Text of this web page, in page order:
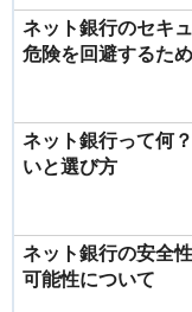
ネット銀行のセキ
危険を回避するた
ネット銀行って何
いと選び方
ネット銀行の安全
可能性について